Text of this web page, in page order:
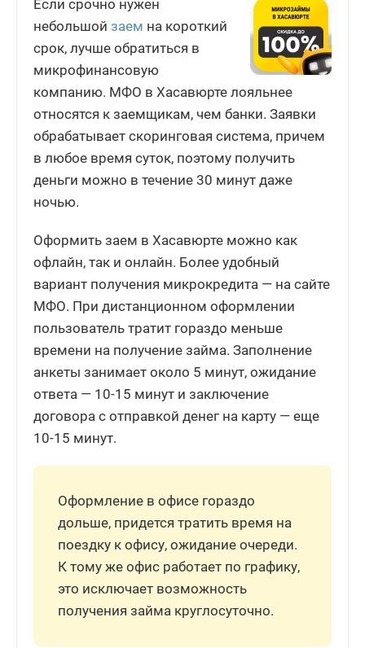
Если срочно нужен
небольшой заем на короткий
срок, лучше обратиться в
микрофинансовую
компанию. МФО в Хасавюрте лояльнее
относятся к заемщикам, чем банки. Заявки
обрабатывает скоринговая система, причем
в любое время суток, поэтому получить
деньги можно в течение 30 минут даже
ночью.
Оформить заем в Хасавюрте можно как
офлайн, так и онлайн. Более удобный
вариант получения микрокредита — на сайте
МФО. При дистанционном оформлении
пользователь тратит гораздо меньше
времени на получение займа. Заполнение
анкеты занимает около 5 минут, ожидание
ответа — 10-15 минут и заключение
договора с отправкой денег на карту — еще
10-15 минут.
Оформление в офисе гораздо
дольше, придется тратить время на
поездку к офису, ожидание очереди.
К тому же офис работает по графику,
это исключает возможность
получения займа круглосуточно.